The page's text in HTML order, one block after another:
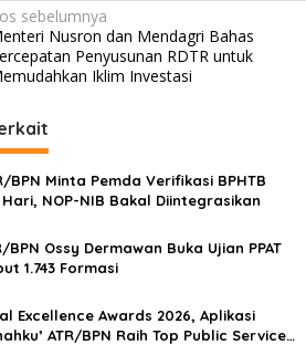
sebelumnya
Nusron dan Mendagri Bahas
Penyusunan RDTR untuk
Iklim Investasi
BPN Minta Pemda Verifikasi BPHTB
NOP-NIB Bakal Diintegrasikan
BPN Ossy Dermawan Buka Ujian PPAT
1.743 Formasi
Excellence Awards 2026, Aplikasi
ATR/BPN Raih Top Public Service